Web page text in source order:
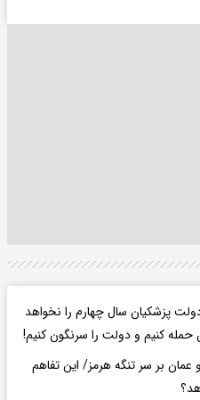
پزشکیان سال چهارم را نخواهد
عمان بر سر تنگه هرمز/ این تفاهم